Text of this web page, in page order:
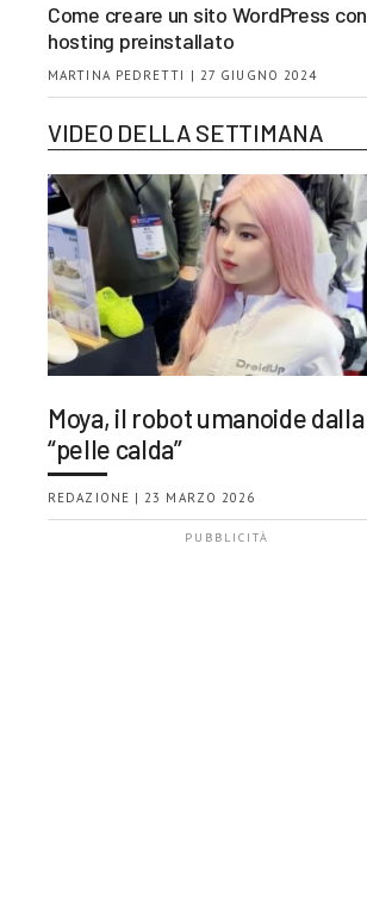
Come creare un sito WordPress con
hosting preinstallato
MARTINA PEDRETTI | 27 GIUGNO 2024
VIDEO DELLA SETTIMANA
Moya, il robot umanoide dalla
“pelle calda”
REDAZIONE | 23 MARZO 2026